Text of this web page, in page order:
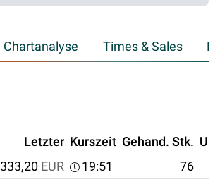
Chartanalyse Times & Sales
Letzter Kurszeit Gehand. Stk.
333,20 EUR 19:51 76